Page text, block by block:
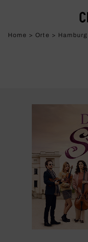
Home > Orte > Hamburg